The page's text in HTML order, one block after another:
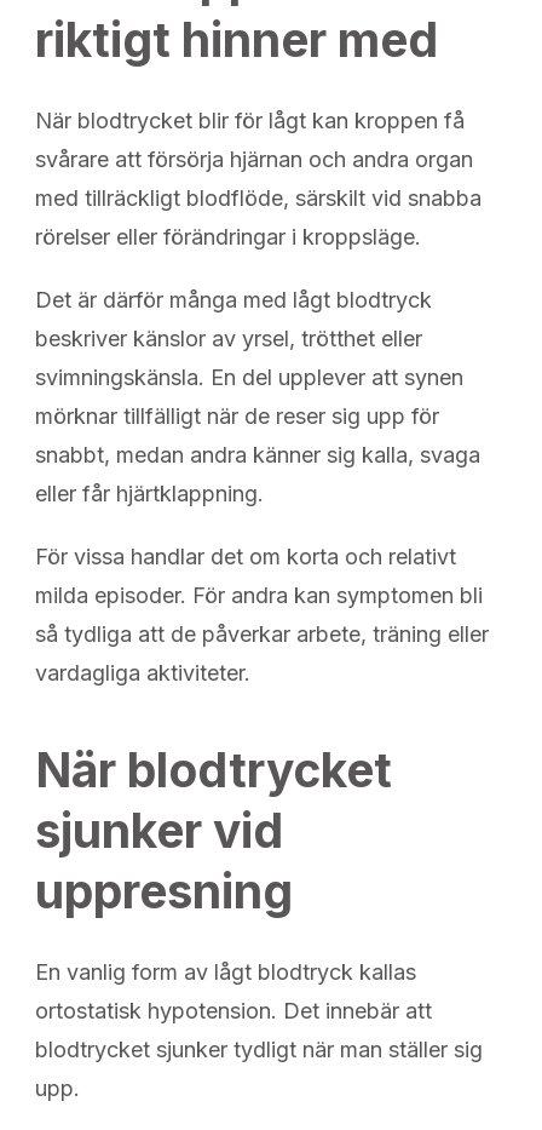
riktigt hinner med
När blodtrycket blir för lågt kan kroppen få
svårare att försörja hjärnan och andra organ
med tillräckligt blodflöde, särskilt vid snabba
rörelser eller förändringar i kroppsläge.
Det är därför många med lågt blodtryck
beskriver känslor av yrsel, trötthet eller
svimningskänsla. En del upplever att synen
mörknar tillfälligt när de reser sig upp för
snabbt, medan andra känner sig kalla, svaga
eller får hjärtklappning.
För vissa handlar det om korta och relativt
milda episoder. För andra kan symptomen bli
så tydliga att de påverkar arbete, träning eller
vardagliga aktiviteter.
När blodtrycket
sjunker vid
uppresning
En vanlig form av lågt blodtryck kallas
ortostatisk hypotension. Det innebär att
blodtrycket sjunker tydligt när man ställer sig
upp.